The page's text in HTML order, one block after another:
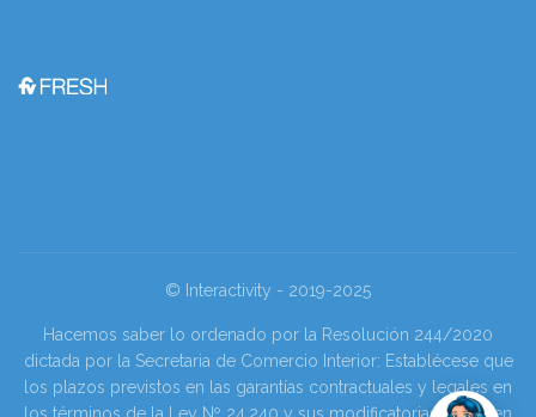
© Interactivity - 2019-2025
Hacemos saber lo ordenado por la Resolución 244/2020
dictada por la Secretaria de Comercio Interior: Establécese que
los plazos previstos en las garantías contractuales y legales en